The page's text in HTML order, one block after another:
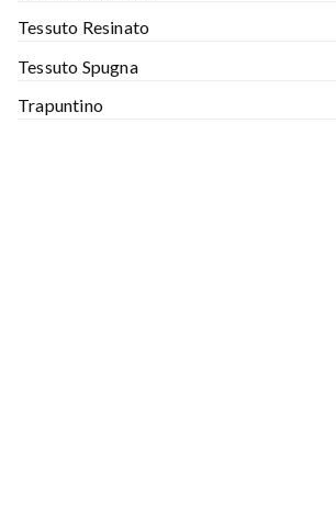
Tessuto Resinato
Tessuto Spugna
Trapuntino